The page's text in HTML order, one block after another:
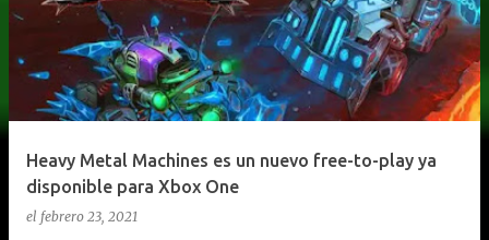
Heavy Metal Machines es un nuevo free-to-play ya
disponible para Xbox One
el febrero 23, 2021